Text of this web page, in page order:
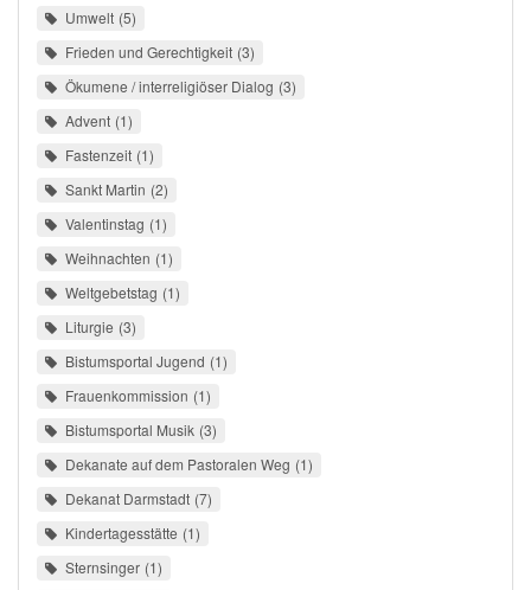
Umwelt 5
Frieden und Gerechtigkeit 3
Ökumene / interreligiöser Dialog 3
Advent 1
Fastenzeit 1
Sankt Martin 2
Valentinstag 1
Weihnachten 1
Weltgebetstag 1
Liturgie 3
Bistumsportal Jugend 1
Frauenkommission 1
Bistumsportal Musik 3
Dekanate auf dem Pastoralen Weg 1
Dekanat Darmstadt 7
Kindertagesstätte 1
Sternsinger 1